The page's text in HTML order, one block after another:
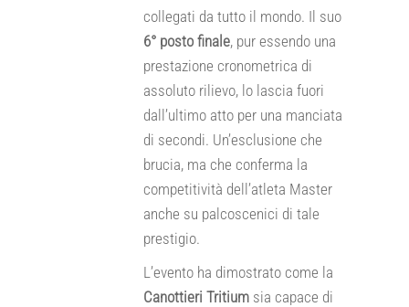
collegati da tutto il mondo. Il suo
6° posto finale, pur essendo una
prestazione cronometrica di
assoluto rilievo, lo lascia fuori
dall’ultimo atto per una manciata
di secondi. Un’esclusione che
brucia, ma che conferma la
competitività dell’atleta Master
anche su palcoscenici di tale
prestigio.
L’evento ha dimostrato come la
Canottieri Tritiumsia capace di